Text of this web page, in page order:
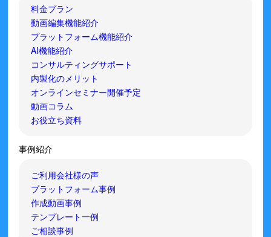
料金プラン
動画編集機能紹介
プラットフォーム機能紹介
AI機能紹介
コンサルティングサポート
内製化のメリット
オンラインセミナー開催予定
動画コラム
お役立ち資料
事例紹介
ご利用会社様の声
プラットフォーム事例
作成動画事例
テンプレート一例
ご相談事例